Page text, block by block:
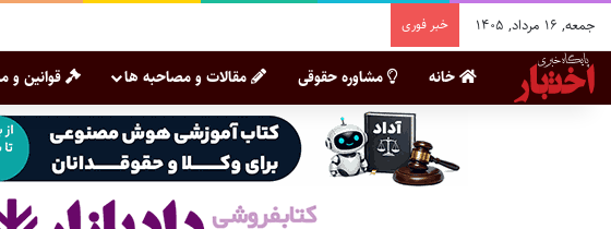
جمعه, ۱۶ مرداد, ۱۴۰۵ خبر فوری
خانه مشاوره حقوقی مقالات و مصاحبه ها قوانین و